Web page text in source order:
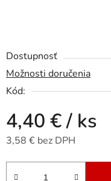
Dostupnosť
Možnosti doručenia
Kód:
4,40 €/ ks
3,58 € bez DPH
Jednotková cena: